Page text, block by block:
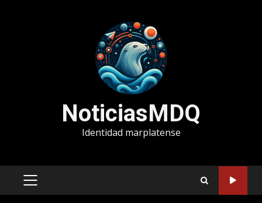
NoticiasMDQ
Identidad marplatense
MENÚ